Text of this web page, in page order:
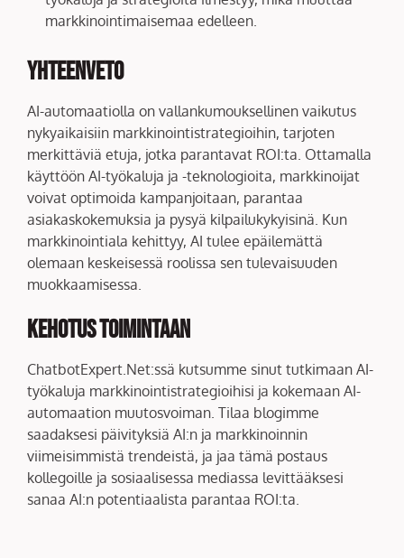
markkinointimaisemaa edelleen.
Yhteenveto
AI-automaatiolla on vallankumouksellinen vaikutus
nykyaikaisiin markkinointistrategioihin, tarjoten
merkittäviä etuja, jotka parantavat ROI:ta. Ottamalla
käyttöön AI-työkaluja ja -teknologioita, markkinoijat
voivat optimoida kampanjoitaan, parantaa
asiakaskokemuksia ja pysyä kilpailukykyisinä. Kun
markkinointiala kehittyy, AI tulee epäilemättä
olemaan keskeisessä roolissa sen tulevaisuuden
muokkaamisessa.
Kehotus Toimintaan
ChatbotExpert.Net:ssä kutsumme sinut tutkimaan AI-
työkaluja markkinointistrategioihisi ja kokemaan AI-
automaation muutosvoiman. Tilaa blogimme
saadaksesi päivityksiä AI:n ja markkinoinnin
viimeisimmistä trendeistä, ja jaa tämä postaus
kollegoille ja sosiaalisessa mediassa levittääksesi
sanaa AI:n potentiaalista parantaa ROI:ta.